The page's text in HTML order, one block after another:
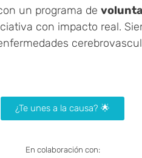
un programa de
con impacto real.
¿Te unes a la causa? 🌟
En colaboración con: